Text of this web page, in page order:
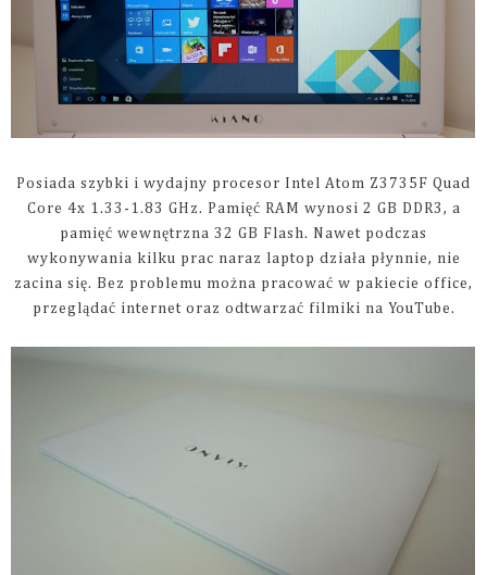
Posiada szybki i wydajny procesor Intel Atom Z3735F Quad
Core 4x 1.33-1.83 GHz. Pamięć RAM wynosi 2 GB DDR3, a
pamięć wewnętrzna 32 GB Flash. Nawet podczas
wykonywania kilku prac naraz laptop działa płynnie, nie
zacina się. Bez problemu można pracować w pakiecie office,
przeglądać internet oraz odtwarzać filmiki na YouTube.